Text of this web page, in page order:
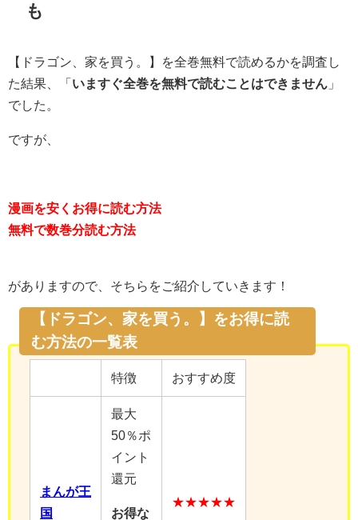
も
【ドラゴン、家を買う。】を全巻無料で読めるかを調査し
た結果、「 いますぐ全巻を無料で読むことはできません 」
でした。
ですが、
漫画を安くお得に読む方法
無料で数巻分読む方法
がありますので、そちらをご紹介していきます！
【ドラゴン、家を買う。】をお得に読
む方法の一覧表
特徴 おすすめ度
まんが王
国
最大
50％ポ
イント
還元
お得な
★★★★★